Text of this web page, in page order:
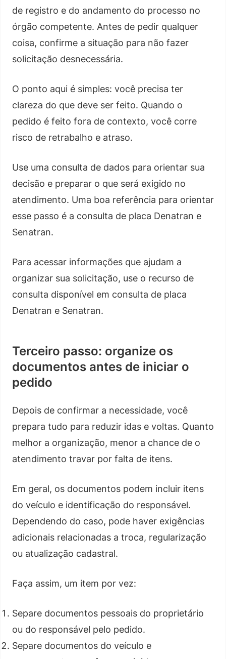
de registro e do andamento do processo no
órgão competente. Antes de pedir qualquer
coisa, confirme a situação para não fazer
solicitação desnecessária.
O ponto aqui é simples: você precisa ter
clareza do que deve ser feito. Quando o
pedido é feito fora de contexto, você corre
risco de retrabalho e atraso.
Use uma consulta de dados para orientar sua
decisão e preparar o que será exigido no
atendimento. Uma boa referência para orientar
esse passo é a consulta de placa Denatran e
Senatran.
Para acessar informações que ajudam a
organizar sua solicitação, use o recurso de
consulta disponível em consulta de placa
Denatran e Senatran.
Terceiro passo: organize os
documentos antes de iniciar o
pedido
Depois de confirmar a necessidade, você
prepara tudo para reduzir idas e voltas. Quanto
melhor a organização, menor a chance de o
atendimento travar por falta de itens.
Em geral, os documentos podem incluir itens
do veículo e identificação do responsável.
Dependendo do caso, pode haver exigências
adicionais relacionadas a troca, regularização
ou atualização cadastral.
Faça assim, um item por vez:
Separe documentos pessoais do proprietário
ou do responsável pelo pedido.
Separe documentos do veículo e